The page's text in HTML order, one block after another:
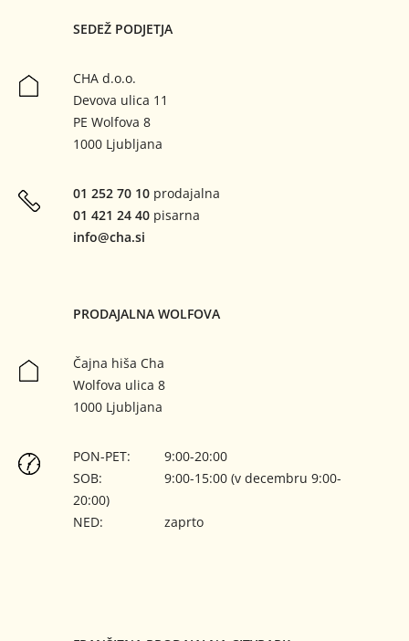
SEDEŽ PODJETJA
CHA d.o.o.
Devova ulica 11
PE Wolfova 8
1000 Ljubljana
01 252 70 10 prodajalna
01 421 24 40 pisarna
info
cha.si
PRODAJALNA WOLFOVA
Čajna hiša Cha
Wolfova ulica 8
1000 Ljubljana
PON-PET:
9:00-20:00
SOB:
9:00-15:00 (v decembru 9:00-
20:00)
NED:
zaprto